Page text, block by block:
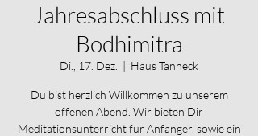
Jahresabschluss mit
Bodhimitra
Di., 17. Dez.
  |
Haus Tanneck
Du bist herzlich Willkommen zu unserem
offenen Abend. Wir bieten Dir
Meditationsunterricht für Anfänger, sowie ein